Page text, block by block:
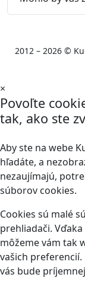
2012 – 2026 ©
×
Povoľte
tak, ako ste
Aby ste na webe
hľadáte, a
nezaujímajú,
súborov cookies.
Cookies sú malé
prehliadači.
môžeme vám tak
vašich
vás bude